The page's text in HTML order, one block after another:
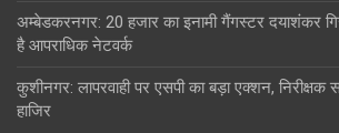
अम्बेडकरनगर: 20 हजार का इनामी गैंगस्टर दयाशंकर
है आपराधिक नेटवर्क
कुशीनगर: लापरवाही पर एसपी का बड़ा एक्शन, निरीक्षक
हाजिर